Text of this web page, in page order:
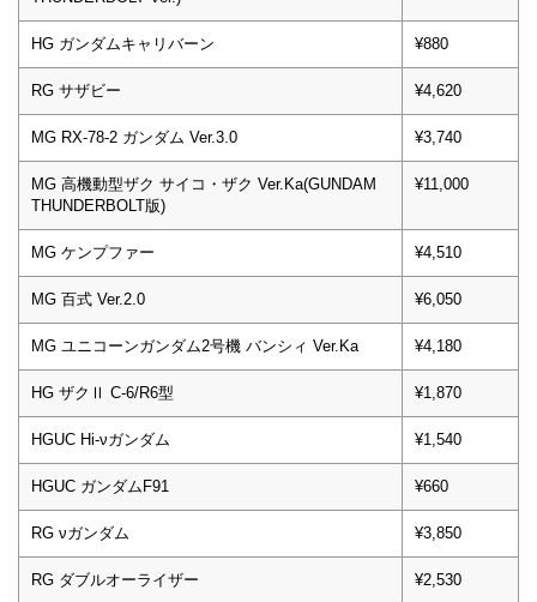
HG ガンダムキャリバーン ¥880
RG サザビー ¥4,620
MG RX-78-2 ガンダム Ver.3.0 ¥3,740
MG 高機動型ザク サイコ・ザク Ver.Ka(GUNDAM
THUNDERBOLT版)
¥11,000
MG ケンプファー ¥4,510
MG 百式 Ver.2.0 ¥6,050
MG ユニコーンガンダム2号機 バンシィ Ver.Ka ¥4,180
HG ザクⅡ C-6/R6型 ¥1,870
HGUC Hi-νガンダム ¥1,540
HGUC ガンダムF91 ¥660
RG νガンダム ¥3,850
RG ダブルオーライザー ¥2,530